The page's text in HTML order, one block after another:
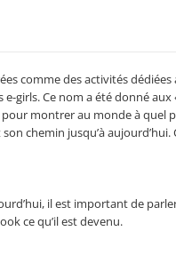
comme des activités
girls. Ce nom a été donné aux
montrer au monde à quel
chemin jusqu’à
il est important de
ce qu’il est devenu.